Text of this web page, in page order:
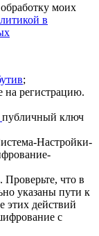
моих
в
;
на регистрацию.
публичный ключ
Настройки-
что в
указаны пути к
этих действий
с